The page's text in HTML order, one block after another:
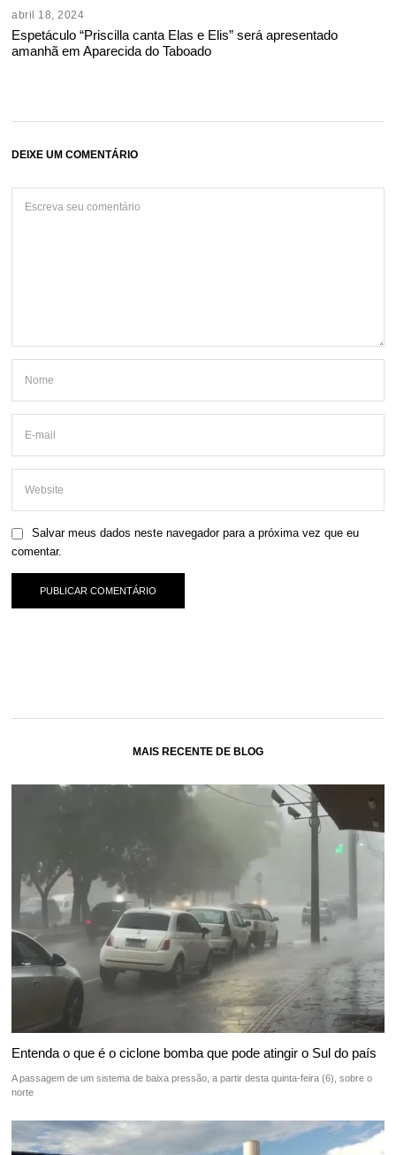
abril 18, 2024
Espetáculo “Priscilla canta Elas e Elis” será apresentado
amanhã em Aparecida do Taboado
DEIXE UM COMENTÁRIO
Salvar meus dados neste navegador para a próxima vez que eu
comentar.
MAIS RECENTE DE BLOG
Entenda o que é o ciclone bomba que pode atingir o Sul do país
A passagem de um sistema de baixa pressão, a partir desta quinta-feira (6), sobre o
norte